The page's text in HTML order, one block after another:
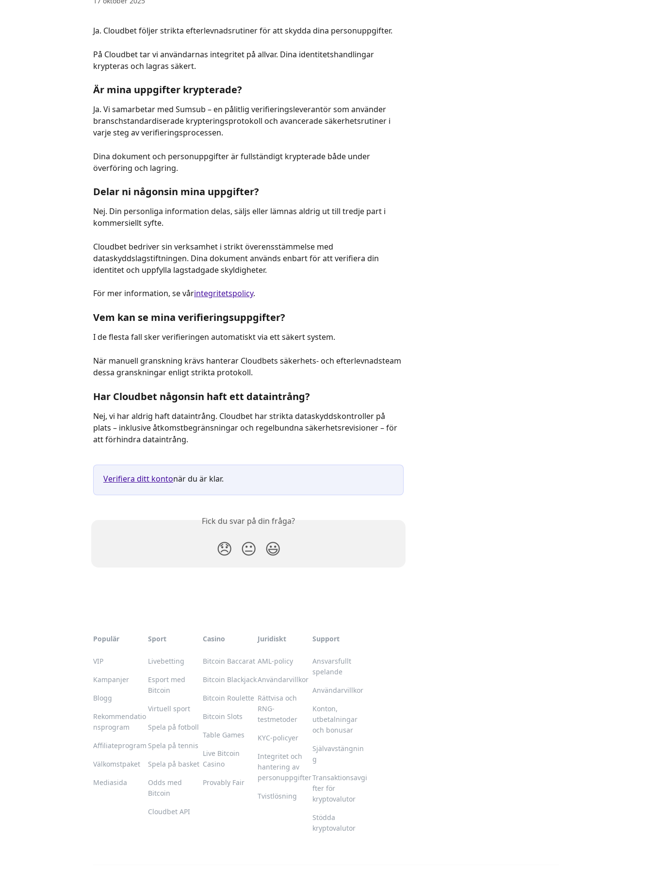
Ja. Cloudbet följer strikta efterlevnadsrutiner för att skydda dina personuppgifter.
På Cloudbet tar vi användarnas integritet på allvar. Dina identitetshandlingar
krypteras och lagras säkert.
Är mina uppgifter krypterade?
Ja. Vi samarbetar med Sumsub – en pålitlig verifieringsleverantör som använder
branschstandardiserade krypteringsprotokoll och avancerade säkerhetsrutiner i
varje steg av verifieringsprocessen.
Dina dokument och personuppgifter är fullständigt krypterade både under
överföring och lagring.
Delar ni någonsin mina uppgifter?
Nej. Din personliga information delas, säljs eller lämnas aldrig ut till tredje part i
kommersiellt syfte.
Cloudbet bedriver sin verksamhet i strikt överensstämmelse med
dataskyddslagstiftningen. Dina dokument används enbart för att verifiera din
identitet och uppfylla lagstadgade skyldigheter.
För mer information, se vårintegritetspolicy.
Vem kan se mina verifieringsuppgifter?
I de flesta fall sker verifieringen automatiskt via ett säkert system.
När manuell granskning krävs hanterar Cloudbets säkerhets- och efterlevnadsteam
dessa granskningar enligt strikta protokoll.
Har Cloudbet någonsin haft ett dataintrång?
Nej, vi har aldrig haft dataintrång. Cloudbet har strikta dataskyddskontroller på
plats – inklusive åtkomstbegränsningar och regelbundna säkerhetsrevisioner – för
att förhindra dataintrång.
Verifiera ditt kontonär du är klar.
Fick du svar på din fråga?
😞 😐 😃
Populär
VIP
Kampanjer
Blogg
Rekommendatio
nsprogram
Affiliateprogram
Välkomstpaket
Mediasida
Sport
Livebetting
Esport med
Bitcoin
Virtuell sport
Spela på fotboll
Spela på tennis
Spela på basket
Odds med
Bitcoin
Cloudbet API
Casino
Bitcoin Baccarat
Bitcoin Blackjack
Bitcoin Roulette
Bitcoin Slots
Table Games
Live Bitcoin
Casino
Provably Fair
Juridiskt
AML-policy
Användarvillkor
Rättvisa och
RNG-
testmetoder
KYC-policyer
Integritet och
hantering av
personuppgifter
Tvistlösning
Support
Ansvarsfullt
spelande
Användarvillkor
Konton,
utbetalningar
och bonusar
Självavstängnin
g
Transaktionsavgi
fter för
kryptovalutor
Stödda
kryptovalutor